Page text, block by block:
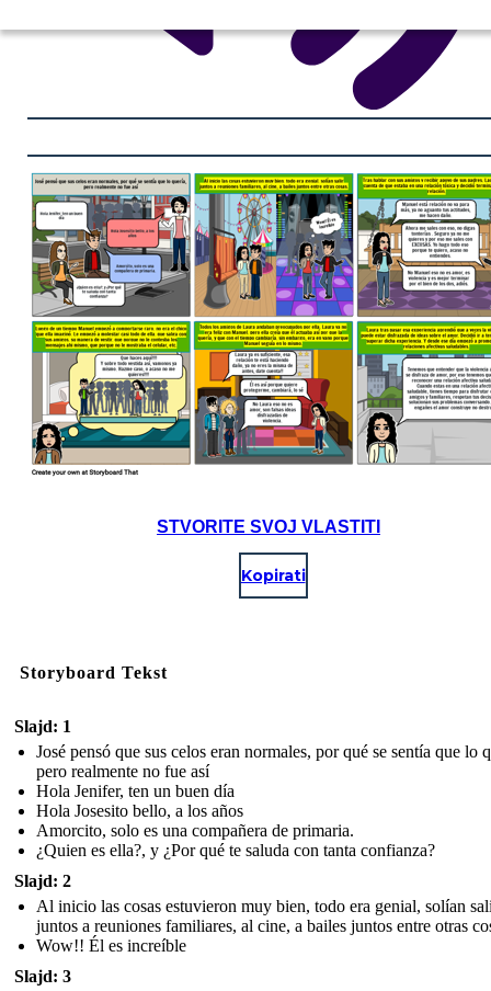
STVORITE SVOJ VLASTITI
Kopirati
Storyboard Tekst
Slajd: 1
José pensó que sus celos eran normales, por qué se sentía que lo
pero realmente no fue así
Hola Jenifer, ten un buen día
Hola Josesito bello, a los años
Amorcito, solo es una compañera de primaria.
¿Quien es ella?, y ¿Por qué te saluda con tanta confianza?
Slajd: 2
Al inicio las cosas estuvieron muy bien, todo era genial, solían
juntos a reuniones familiares, al cine, a bailes juntos entre otras
Wow!! Él es increíble
Slajd: 3